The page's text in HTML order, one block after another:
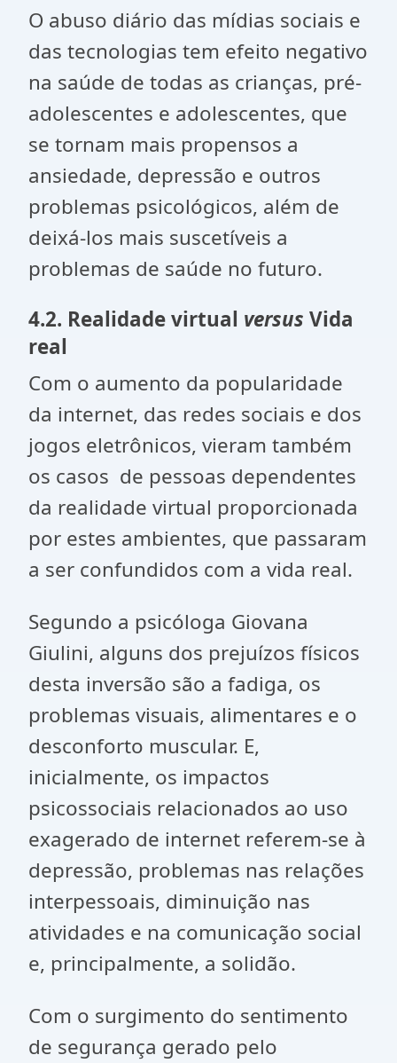
O abuso diário das mídias sociais e
das tecnologias tem efeito negativo
na saúde de todas as crianças, pré-
adolescentes e adolescentes, que
se tornam mais propensos a
ansiedade, depressão e outros
problemas psicológicos, além de
deixá-los mais suscetíveis a
problemas de saúde no futuro.
4.2. Realidade virtual versus Vida
real
Com o aumento da popularidade
da internet, das redes sociais e dos
jogos eletrônicos, vieram também
os casos de pessoas dependentes
da realidade virtual proporcionada
por estes ambientes, que passaram
a ser confundidos com a vida real.
Segundo a psicóloga Giovana
Giulini, alguns dos prejuízos físicos
desta inversão são a fadiga, os
problemas visuais, alimentares e o
desconforto muscular. E,
inicialmente, os impactos
psicossociais relacionados ao uso
exagerado de internet referem-se à
depressão, problemas nas relações
interpessoais, diminuição nas
atividades e na comunicação social
e, principalmente, a solidão.
Com o surgimento do sentimento
de segurança gerado pelo